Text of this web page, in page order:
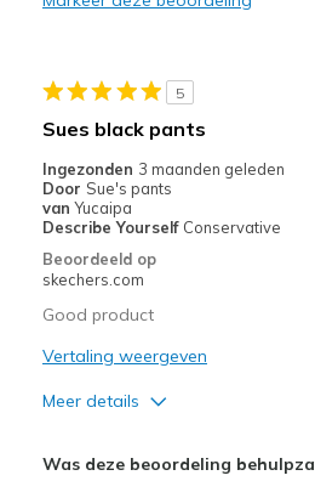
Poor Quality
Casual Wear 5
Sues black pants
Ingezonden 3 maanden geleden
Door Sue's pants
van Yucaipa
Describe Yourself Conservative
Beoordeeld op
skechers.com
Good product
Vertaling weergeven
Meer details
Was deze beoordeling